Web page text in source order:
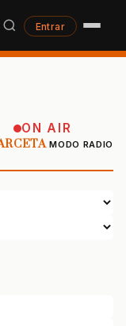
Entrar
ON AIR
MODO RADIO